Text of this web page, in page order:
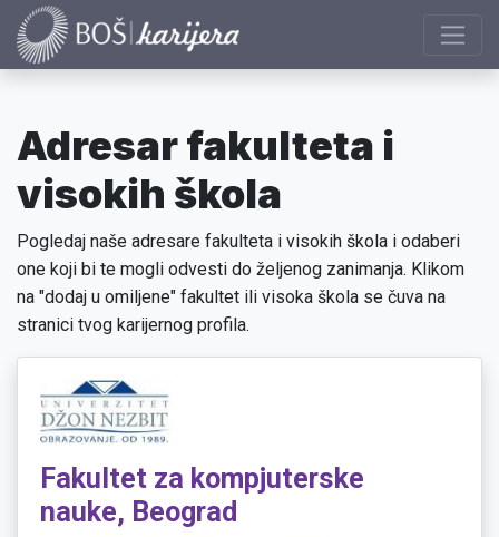
Adresar fakulteta i
visokih škola
Pogledaj naše adresare fakulteta i visokih škola i odaberi
one koji bi te mogli odvesti do željenog zanimanja. Klikom
na "dodaj u omiljene" fakultet ili visoka škola se čuva na
stranici tvog karijernog profila.
Fakultet za kompjuterske
nauke, Beograd